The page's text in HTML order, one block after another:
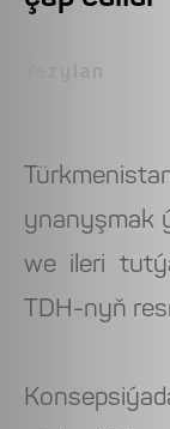
ynanyşmak
we ileri
TDH-nyň